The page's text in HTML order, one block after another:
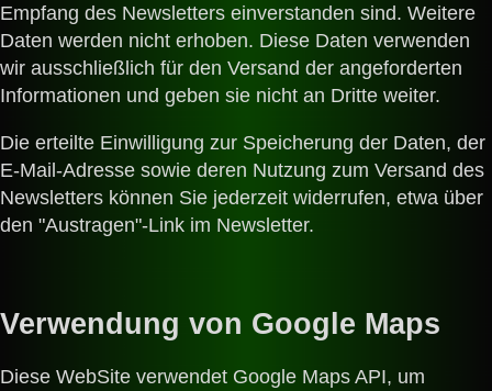
Empfang des Newsletters einverstanden sind. Weitere
Daten werden nicht erhoben. Diese Daten verwenden
wir ausschließlich für den Versand der angeforderten
Informationen und geben sie nicht an Dritte weiter.
Die erteilte Einwilligung zur Speicherung der Daten, der
E-Mail-Adresse sowie deren Nutzung zum Versand des
Newsletters können Sie jederzeit widerrufen, etwa über
den "Austragen"-Link im Newsletter.
Verwendung von Google Maps
Diese WebSite verwendet Google Maps API, um